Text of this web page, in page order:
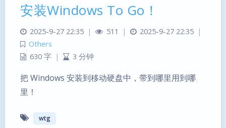
暗黑模式
安装Windows To Go！
2025-9-27 22:35 | 511 | 2025-9-27 22:35 |
Others
630 字 | 3 分钟
把 Windows 安装到移动硬盘中，带到哪里用到哪
里！
wtg